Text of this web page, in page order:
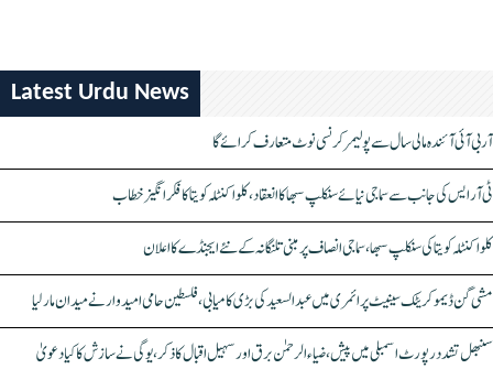
Latest Urdu News
آر بی آئی آئندہ مالی سال سے پولیمر کرنسی نوٹ متعارف کرائے گا
ٹی آر ایس کی جانب سے سماجی نیائے سنکلپ سبھا کا انعقاد، کلواکنٹلہ کویتا کا فکر انگیز خطاب
کلواکنٹلہ کویتا کی سنکلپ سبھا، سماجی انصاف پر مبنی تلنگانہ کے نئے ایجنڈے کا اعلان
مشی گن ڈیموکریٹک سینیٹ پرائمری میں عبدالسعید کی بڑی کامیابی، فلسطین حامی امیدوار نے میدان مار لیا
سنبھل تشدد رپورٹ اسمبلی میں پیش، ضیاء الرحمٰن برق اور سہیل اقبال کا ذکر، یوگی نے سازش کا کیا دعویٰ